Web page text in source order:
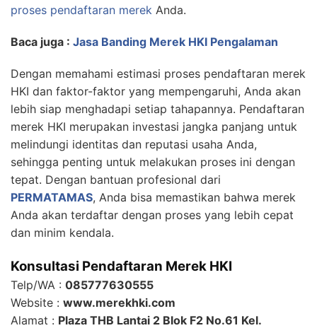
proses pendaftaran merek Anda.
Baca juga : Jasa Banding Merek HKI Pengalaman
Dengan memahami estimasi proses pendaftaran merek
HKI dan faktor-faktor yang mempengaruhi, Anda akan
lebih siap menghadapi setiap tahapannya. Pendaftaran
merek HKI merupakan investasi jangka panjang untuk
melindungi identitas dan reputasi usaha Anda,
sehingga penting untuk melakukan proses ini dengan
tepat. Dengan bantuan profesional dari
PERMATAMAS, Anda bisa memastikan bahwa merek
Anda akan terdaftar dengan proses yang lebih cepat
dan minim kendala.
Konsultasi Pendaftaran Merek HKI
Telp/WA : 085777630555
Website : www.merekhki.com
Alamat : Plaza THB Lantai 2 Blok F2 No.61 Kel.